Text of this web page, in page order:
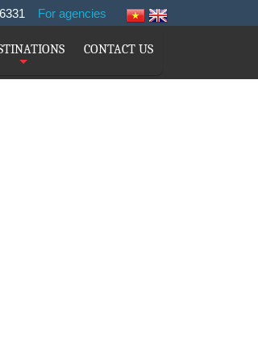
6331 For agencies
+
CONTACT US